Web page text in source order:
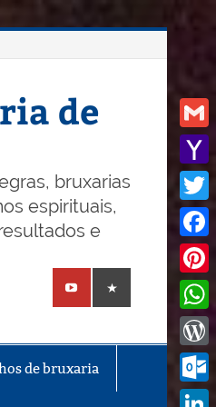
de
bruxarias
espirituais,
e
de bruxaria
Gmail
Mail